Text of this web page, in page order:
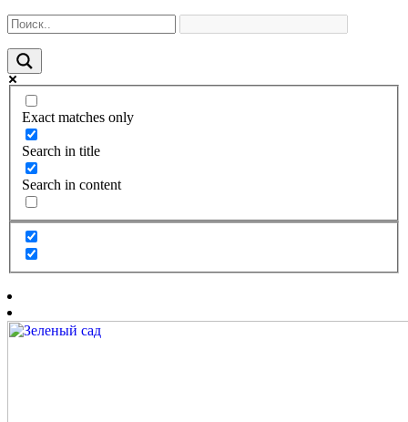
Exact matches only
Search in title
Search in content